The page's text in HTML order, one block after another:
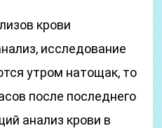
крови
исследование
утром натощак, то
после последнего
анализ крови в